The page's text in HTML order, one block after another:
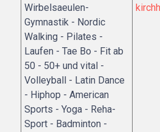
Wirbelsaeulen-
Gymnastik - Nordic
Walking - Pilates -
Laufen - Tae Bo - Fit ab
50 - 50+ und vital -
Volleyball - Latin Dance
- Hiphop - American
Sports - Yoga - Reha-
Sport - Badminton -